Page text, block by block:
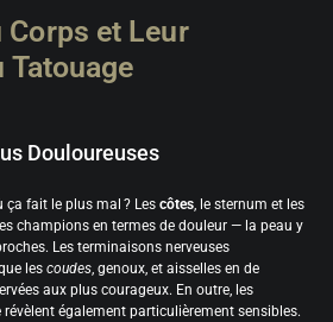
Corps et Leur
Douloureuses
ça fait le plus mal ? Les côtes , le sternum et les
champions en termes de douleur — la peau y
Les terminaisons nerveuses
les coudes , genoux, et aisselles en de
aux plus courageux. En outre, les
également particulièrement sensibles.